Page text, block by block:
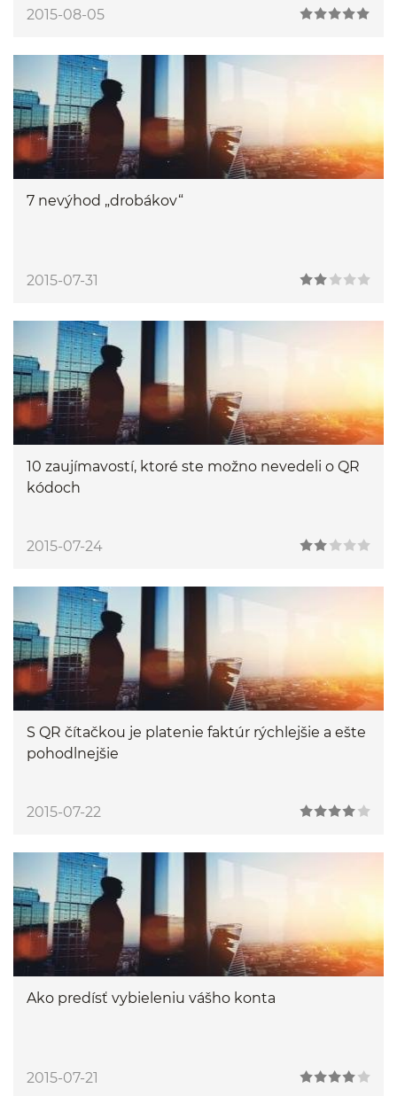
2015-08-05
7 nevýhod „drobákov“
2015-07-31
10 zaujímavostí, ktoré ste možno nevedeli o QR
kódoch
2015-07-24
S QR čítačkou je platenie faktúr rýchlejšie a ešte
pohodlnejšie
2015-07-22
Ako predísť vybieleniu vášho konta
2015-07-21